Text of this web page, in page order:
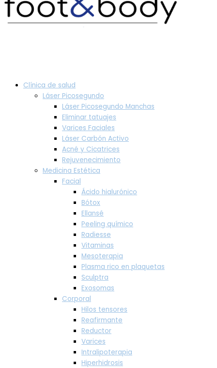
Clínica de salud
Láser Picosegundo
Láser Picosegundo Manchas
Eliminar tatuajes
Varices Faciales
Láser Carbón Activo
Acné y Cicatrices
Rejuvenecimiento
Medicina Estética
Facial
Ácido hialurónico
Bótox
Ellansé
Peeling químico
Radiesse
Vitaminas
Mesoterapia
Plasma rico en plaquetas
Sculptra
Exosomas
Corporal
Hilos tensores
Reafirmante
Reductor
Varices
Intralipoterapia
Hiperhidrosis